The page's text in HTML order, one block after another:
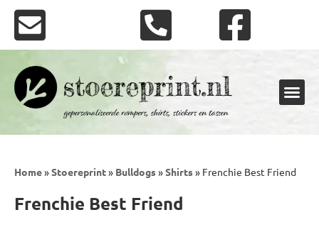
Home»Stoereprint» Bulldogs»Shirts» Frenchie Best Friend
Frenchie Best Friend